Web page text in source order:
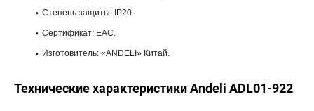
Степень защиты: IP20.
Сертификат: ЕАС.
Изготовитель: «ANDELI» Китай.
Технические характеристики Andeli ADL01-922